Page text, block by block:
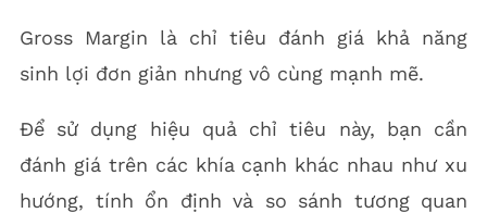
Gross Margin là chỉ tiêu đánh giá khả năng
sinh lợi đơn giản nhưng vô cùng mạnh mẽ.
Để sử dụng hiệu quả chỉ tiêu này, bạn cần
đánh giá trên các khía cạnh khác nhau như xu
hướng, tính ổn định và so sánh tương quan